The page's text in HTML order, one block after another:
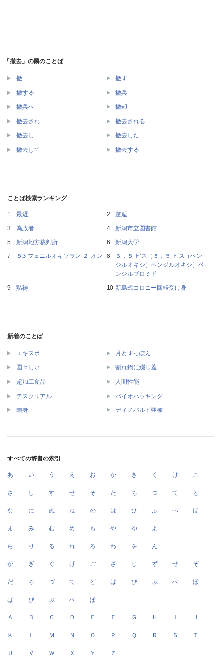
「撤去」の隣のことば
撤 撤す
撤する 撤兵
撤兵へ 撤却
撤去され 撤去される
撤去し 撤去した
撤去して 撤去する
ことば検索ランキング
最遅
邂逅
為政者
新潟市立図書館
新潟地方裁判所
新潟大学
５β‐フェニルオキソラン‐２‐オン
３，５‐ビス［３，５‐ビス（ベン
ジルオキシ）ベンジルオキシ］ベ
ンジルブロミド
黙祷
新島式コロニー回転受け身
新着のことば
エキスポ 月とすっぽん
図々しい 割れ鍋に綴じ蓋
超加工食品 人間性能
テスクリアル バイオハッキング
頭身 ディノバルド亜種
すべての辞書の索引
あ い う え お か き く け こ
さ し す せ そ た ち つ て と
な に ぬ ね の は ひ ふ へ ほ
ま み む め も や ゆ よ
ら り る れ ろ わ を ん
が ぎ ぐ げ ご ざ じ ず ぜ ぞ
だ ぢ づ で ど ば び ぶ べ ぼ
ぱ ぴ ぷ ぺ ぽ
Ａ Ｂ Ｃ Ｄ Ｅ Ｆ Ｇ Ｈ Ｉ Ｊ
Ｋ Ｌ Ｍ Ｎ Ｏ Ｐ Ｑ Ｒ Ｓ Ｔ
Ｕ Ｖ Ｗ Ｘ Ｙ Ｚ